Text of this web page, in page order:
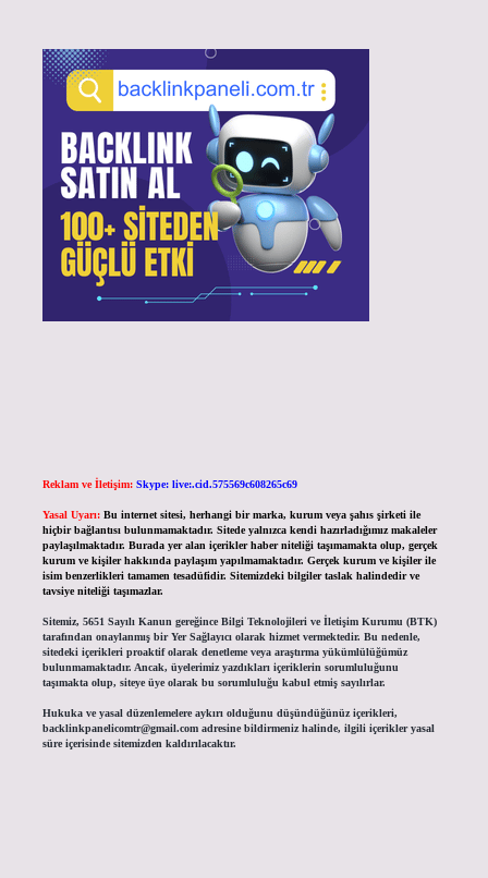
Reklam ve İletişim: Skype: live:.cid.575569c608265c69
Yasal Uyarı: Bu internet sitesi, herhangi bir marka, kurum veya şahıs şirketi ile
hiçbir bağlantısı bulunmamaktadır. Sitede yalnızca kendi hazırladığımız makaleler
paylaşılmaktadır. Burada yer alan içerikler haber niteliği taşımamakta olup, gerçek
kurum ve kişiler hakkında paylaşım yapılmamaktadır. Gerçek kurum ve kişiler ile
isim benzerlikleri tamamen tesadüfidir. Sitemizdeki bilgiler taslak halindedir ve
tavsiye niteliği taşımazlar.
Sitemiz, 5651 Sayılı Kanun gereğince Bilgi Teknolojileri ve İletişim Kurumu (BTK)
tarafından onaylanmış bir Yer Sağlayıcı olarak hizmet vermektedir. Bu nedenle,
sitedeki içerikleri proaktif olarak denetleme veya araştırma yükümlülüğümüz
bulunmamaktadır. Ancak, üyelerimiz yazdıkları içeriklerin sorumluluğunu
taşımakta olup, siteye üye olarak bu sorumluluğu kabul etmiş sayılırlar.
Hukuka ve yasal düzenlemelere aykırı olduğunu düşündüğünüz içerikleri,
backlinkpanelicomtr@gmail.comadresine bildirmeniz halinde, ilgili içerikler yasal
süre içerisinde sitemizden kaldırılacaktır.